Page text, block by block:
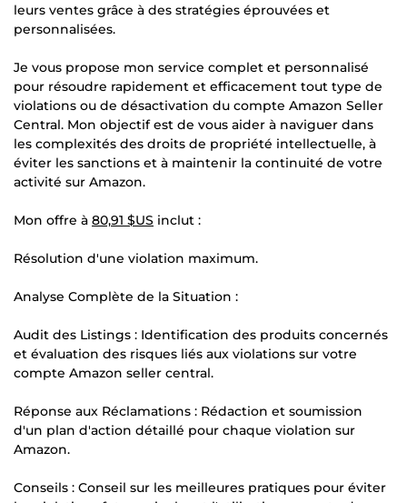
leurs ventes grâce à des stratégies éprouvées et
personnalisées.
Je vous propose mon service complet et personnalisé
pour résoudre rapidement et efficacement tout type de
violations ou de désactivation du compte Amazon Seller
Central. Mon objectif est de vous aider à naviguer dans
les complexités des droits de propriété intellectuelle, à
éviter les sanctions et à maintenir la continuité de votre
activité sur Amazon.
Mon offre à 80,91 $US inclut :
Résolution d'une violation maximum.
Analyse Complète de la Situation :
Audit des Listings : Identification des produits concernés
et évaluation des risques liés aux violations sur votre
compte Amazon seller central.
Réponse aux Réclamations : Rédaction et soumission
d'un plan d'action détaillé pour chaque violation sur
Amazon.
Conseils : Conseil sur les meilleures pratiques pour éviter